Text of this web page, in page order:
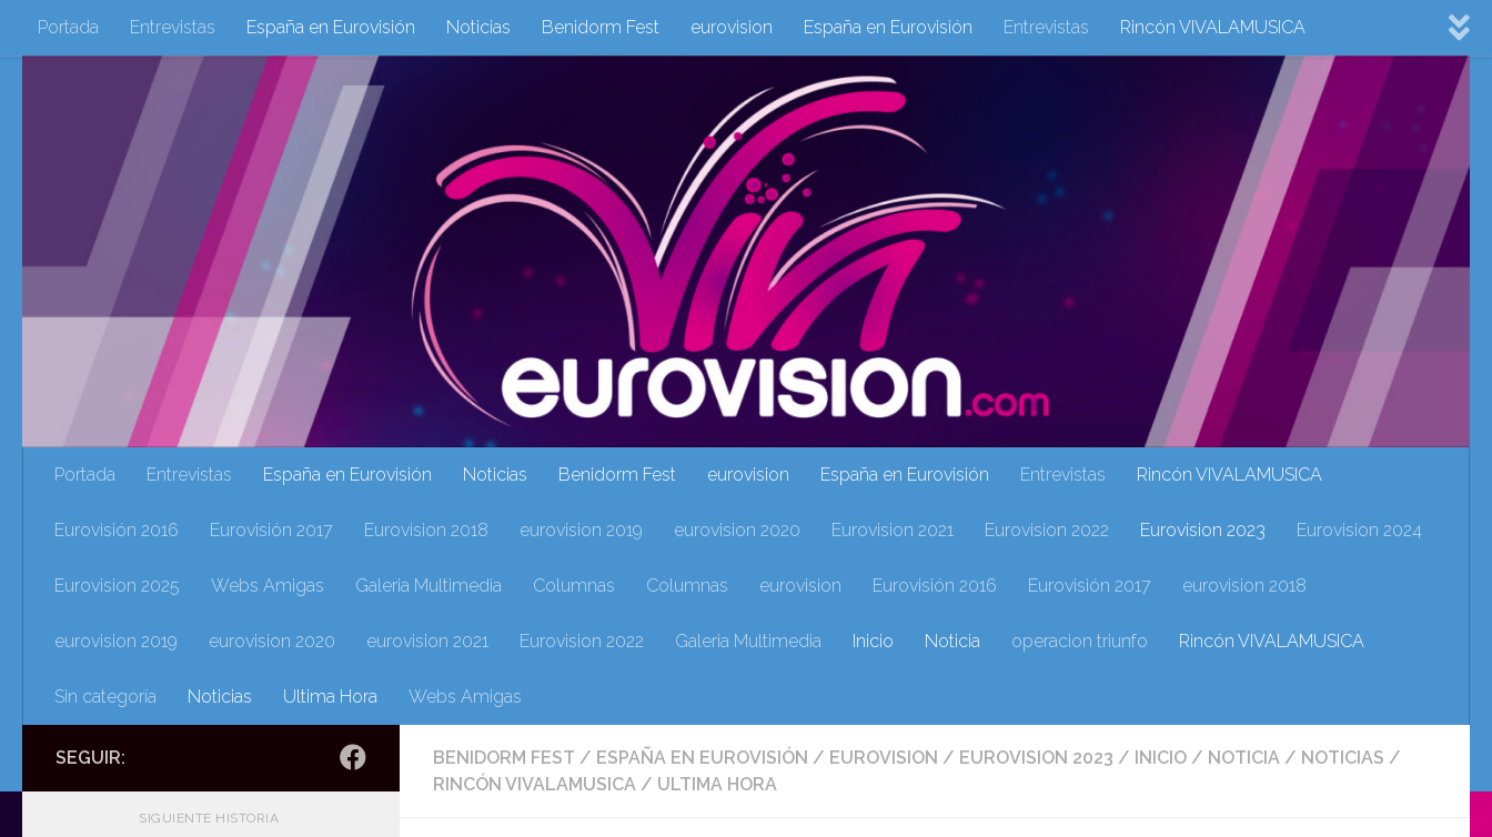
Saltar al contenido
Portada Entrevistas España en Eurovisión Noticias Benidorm Fest eurovision España en Eurovisión Entrevistas Rincón VIVALAMUSICA
Eurovisión 2016 Eurovisión 2017 Eurovision 2018 eurovision 2020 Eurovision 2021 Eurovision 2024
Eurovision 2025 Webs Amigas Galeria Multimedia Columnas Columnas eurovision Eurovisión 2016 eurovision 2018 eurovision 2019
eurovision 2020 eurovision 2021 Eurovision 2022 Galeria Multimedia Inicio Noticia operacion triunfo Rincón VIVALAMUSICA Sin categoría Noticias
Ultima Hora Webs Amigas
Portada Entrevistas España en Eurovisión Noticias Benidorm Fest eurovision España en Eurovisión Entrevistas Rincón VIVALAMUSICA
Eurovisión 2016 Eurovisión 2017 Eurovision 2018 eurovision 2019 eurovision 2020 Eurovision 2021 Eurovision 2022 Eurovision 2023 Eurovision 2024
Eurovision 2025 Webs Amigas Galeria Multimedia Columnas Columnas eurovision Eurovisión 2016 Eurovisión 2017 eurovision 2018
eurovision 2019 eurovision 2020 eurovision 2021 Eurovision 2022 Galeria Multimedia Inicio Noticia operacion triunfo Rincón VIVALAMUSICA
Sin categoría Noticias Ultima Hora Webs Amigas
BENIDORM FEST / ESPAÑA EN EUROVISIÓN / EUROVISION / EUROVISION 2023 / INICIO / NOTICIA / NOTICIAS /
RINCÓN VIVALAMUSICA / ULTIMA HORA
SEGUIR:
SIGUIENTE HISTORIA